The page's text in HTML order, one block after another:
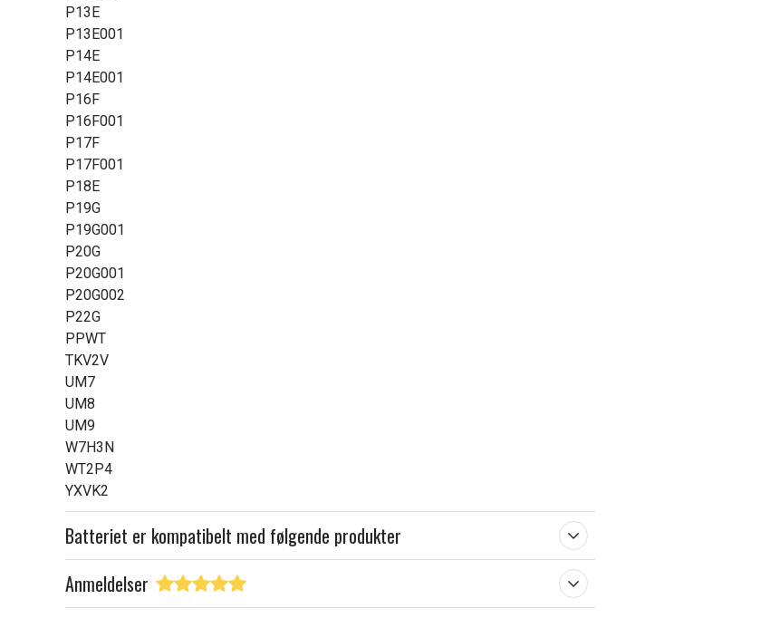
P13E
P13E001
P14E
P14E001
P16F
P16F001
P17F
P17F001
P18E
P19G
P19G001
P20G
P20G001
P20G002
P22G
PPWT
TKV2V
UM7
UM8
UM9
W7H3N
WT2P4
YXVK2
Batteriet er kompatibelt med følgende produkter
Anmeldelser